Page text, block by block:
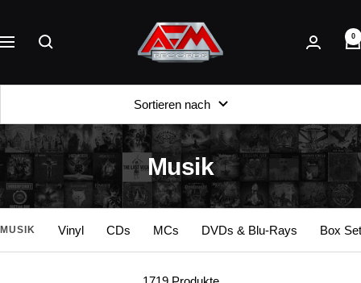
Inhalt
Navigation
AFM
Records
0
Sortieren nach
Musik
MUSIK Vinyl CDs MCs DVDs & Blu-Rays Box